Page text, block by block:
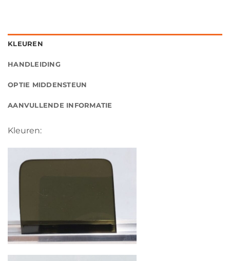
KLEUREN
HANDLEIDING
OPTIE MIDDENSTEUN
AANVULLENDE INFORMATIE
Kleuren: